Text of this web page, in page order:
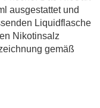
ausgestattet und
Liquidflasche
Nikotinsalz
gemäß